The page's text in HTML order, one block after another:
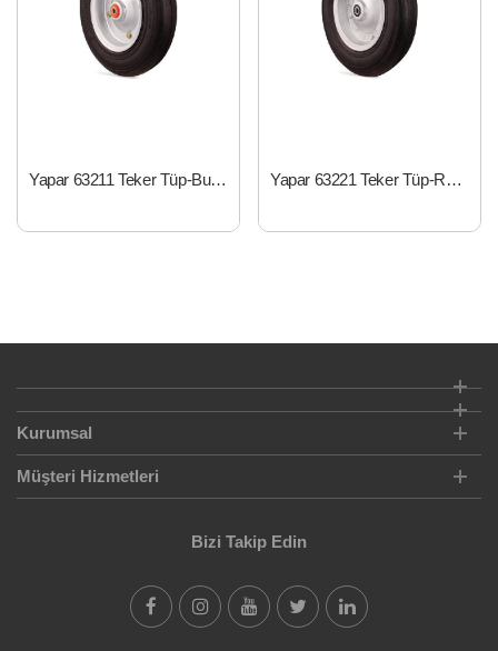
Yapar 63211 Teker Tüp-Burçlu Yapar 63221 Teker Tüp-Rulmanlı
Kurumsal
Müşteri Hizmetleri
Bizi Takip Edin